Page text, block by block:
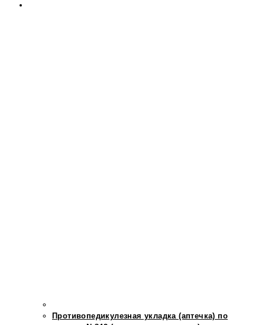
Противопедикулезная укладка (аптечка) по